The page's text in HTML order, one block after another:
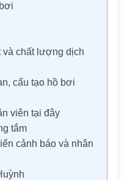
và chất lượng dịch
cấu tạo hồ bơi
viên tại đây
tắm
cảnh báo và nhân